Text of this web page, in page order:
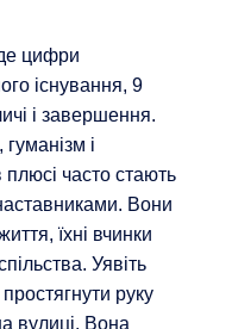
де цифри
існування, 9
і завершення.
і
плюсі часто стають
Вони
їхні вчинки
Уявіть
руку
вулиці. Вона